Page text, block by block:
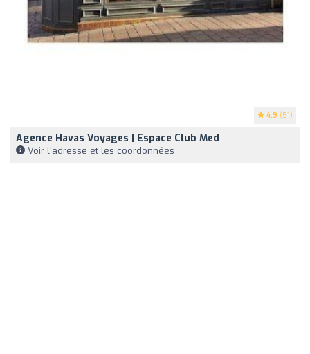
4.9 (51)
Agence Havas Voyages | Espace Club Med
Voir l'adresse et les coordonnées